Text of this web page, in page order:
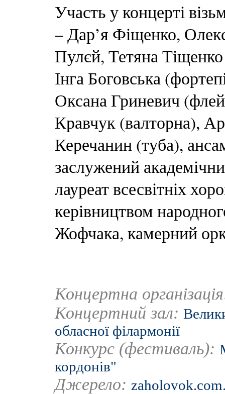
Участь у концерті
– Дар’я Фіщенко,
Пулєй, Тетяна
Інга Боговська
Оксана Гриневич
Кравчук (валторна),
Керечанин (туба),
заслужений
лауреат всесвітніх
керівництвом
Жофчака, камерний
Концертна
Концертний зал:
обласної філармонії
Конкурс (фестиваль):
кордонів"
Джерело: